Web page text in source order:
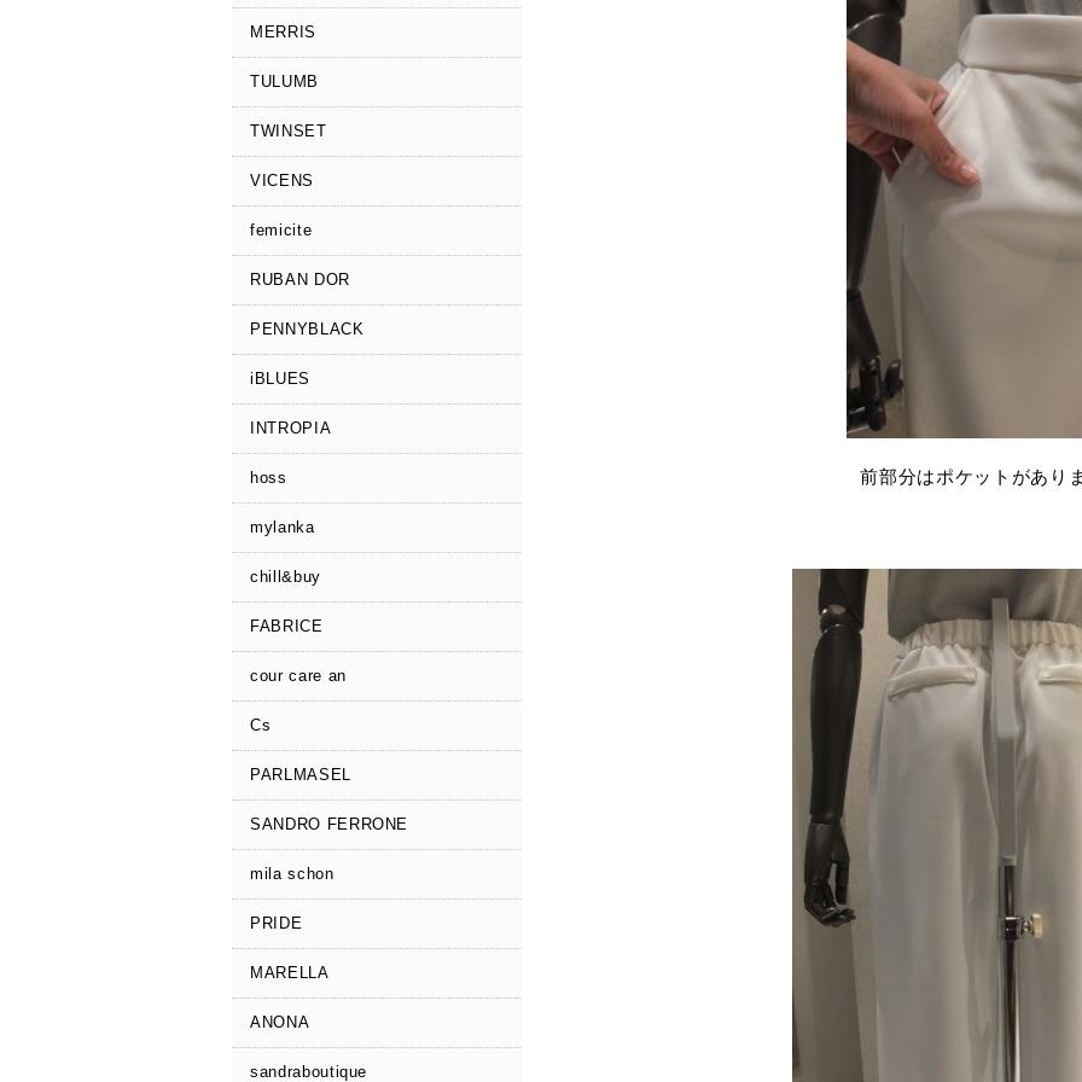
MERRIS
TULUMB
TWINSET
VICENS
femicite
RUBAN DOR
PENNYBLACK
iBLUES
INTROPIA
hoss
mylanka
chill&buy
FABRICE
cour care an
Cs
PARLMASEL
SANDRO FERRONE
mila schon
PRIDE
MARELLA
ANONA
sandraboutique
前部分はポケットがあり